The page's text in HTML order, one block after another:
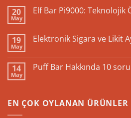
20
May
Elf Bar Pi9000: Teknolojik
Bar
ve
İnovasyon
19
May
Elektronik Sigara ve Likit
Sigara
14
May
Puff Bar Hakkında 10
Hakkında
EN ÇOK OYLANAN ÜRÜNLER